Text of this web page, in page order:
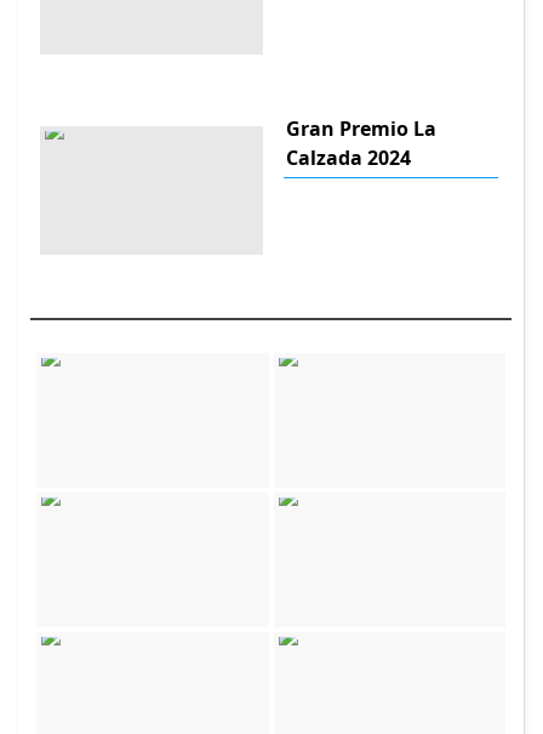
Gran Premio La
Calzada 2024